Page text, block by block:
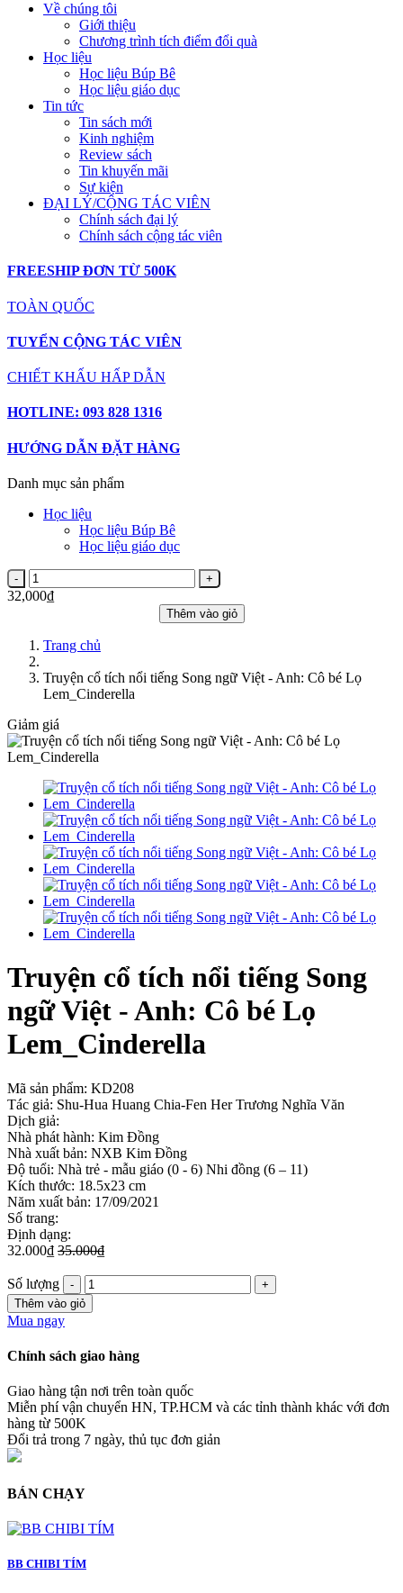
Về chúng tôi
Giới thiệu
Chương trình tích điểm đổi quà
Học liệu
Học liệu Búp Bê
Học liệu giáo dục
Tin tức
Tin sách mới
Kinh nghiệm
Review sách
Tin khuyến mãi
Sự kiện
ĐẠI LÝ/CỘNG TÁC VIÊN
Chính sách đại lý
Chính sách cộng tác viên
FREESHIP ĐƠN TỪ 500K
TOÀN QUỐC
TUYỂN CỘNG TÁC VIÊN
CHIẾT KHẤU HẤP DẪN
HOTLINE: 093 828 1316
HƯỚNG DẪN ĐẶT HÀNG
Danh mục sản phẩm
Học liệu
Học liệu Búp Bê
Học liệu giáo dục
32,000₫
Thêm vào giỏ
Trang chủ
Truyện cổ tích nổi tiếng Song ngữ Việt - Anh: Cô bé Lọ
Lem_Cinderella
Giảm giá
Truyện cổ tích nổi tiếng Song
ngữ Việt - Anh: Cô bé Lọ
Lem_Cinderella
Mã sản phẩm: KD208
Tác giả: Shu-Hua Huang Chia-Fen Her Trương Nghĩa Văn
Dịch giả:
Nhà phát hành: Kim Đồng
Nhà xuất bản: NXB Kim Đồng
Độ tuổi: Nhà trẻ - mẫu giáo (0 - 6) Nhi đồng (6 – 11)
Kích thước: 18.5x23 cm
Năm xuất bản: 17/09/2021
Số trang:
Định dạng:
32.000₫ 35.000₫
Số lượng
Thêm vào giỏ
Mua ngay
Chính sách giao hàng
Giao hàng tận nơi trên toàn quốc
Miễn phí vận chuyển HN, TP.HCM và các tỉnh thành khác với đơn
hàng từ 500K
Đổi trả trong 7 ngày, thủ tục đơn giản
BÁN CHẠY
BB CHIBI TÍM